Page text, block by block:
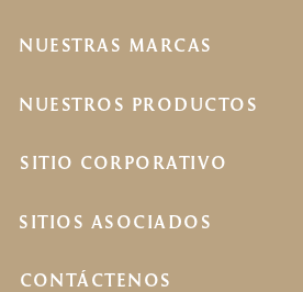
NUESTRAS MARCAS
NUESTROS PRODUCTOS
SITIO CORPORATIVO
SITIOS ASOCIADOS
CONTÁCTENOS